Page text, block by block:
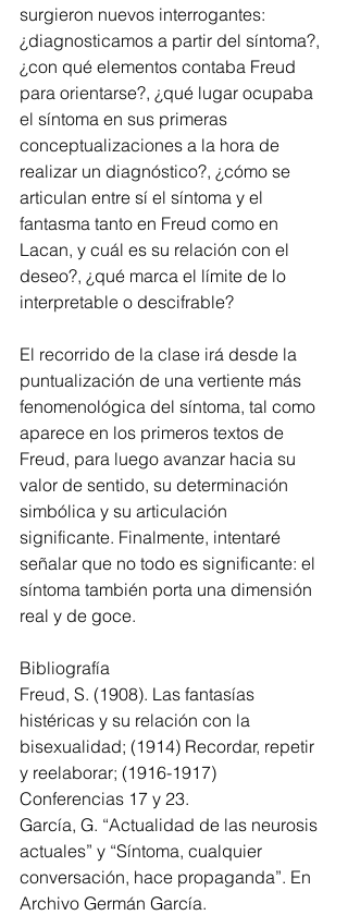
surgieron nuevos interrogantes:
¿diagnosticamos a partir del síntoma?,
¿con qué elementos contaba Freud
para orientarse?, ¿qué lugar ocupaba
el síntoma en sus primeras
conceptualizaciones a la hora de
realizar un diagnóstico?, ¿cómo se
articulan entre sí el síntoma y el
fantasma tanto en Freud como en
Lacan, y cuál es su relación con el
deseo?, ¿qué marca el límite de lo
interpretable o descifrable?
El recorrido de la clase irá desde la
puntualización de una vertiente más
fenomenológica del síntoma, tal como
aparece en los primeros textos de
Freud, para luego avanzar hacia su
valor de sentido, su determinación
simbólica y su articulación
significante. Finalmente, intentaré
señalar que no todo es significante: el
síntoma también porta una dimensión
real y de goce.
Bibliografía
Freud, S. (1908). Las fantasías
histéricas y su relación con la
bisexualidad; (1914) Recordar, repetir
y reelaborar; (1916-1917)
Conferencias 17 y 23.
García, G. “Actualidad de las neurosis
actuales” y “Síntoma, cualquier
conversación, hace propaganda”. En
Archivo Germán García.